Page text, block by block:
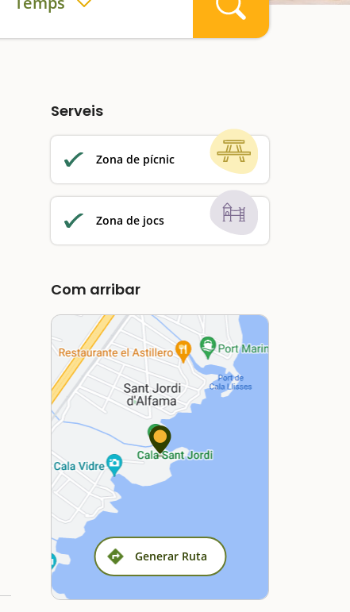
Serveis
Zona de pícnic
Zona de jocs
Com arribar
Generar Ruta